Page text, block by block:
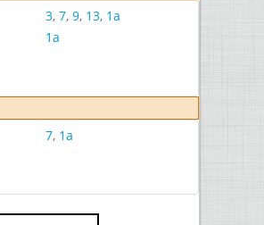
3, 7, 9, 13, 1a
1a
7, 1a